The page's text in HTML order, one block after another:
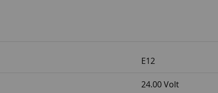
E12
24.00 Volt